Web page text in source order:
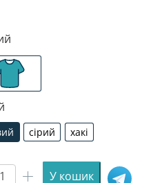
сірий
сірий
хакі
хакі
У кошик